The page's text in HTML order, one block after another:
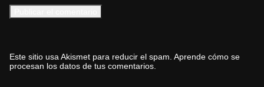
Este sitio usa Akismet para reducir el spam. Aprende cómo se
procesan los datos de tus comentarios.